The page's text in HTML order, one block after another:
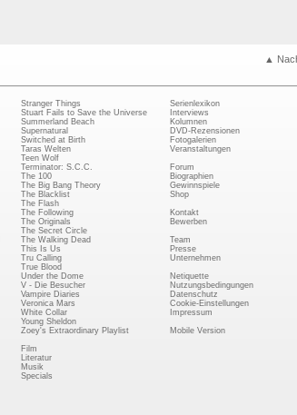
▲
Stranger Things
Stuart Fails to Save the Universe
Summerland Beach
Supernatural
Switched at Birth
Taras Welten
Teen Wolf
Terminator: S.C.C.
The 100
The Big Bang Theory
The Blacklist
The Flash
The Following
The Originals
The Secret Circle
The Walking Dead
This Is Us
Tru Calling
True Blood
Under the Dome
V - Die Besucher
Vampire Diaries
Veronica Mars
White Collar
Young Sheldon
Zoey's Extraordinary Playlist
Film
Literatur
Musik
Specials
Serienlexikon
Interviews
Kolumnen
DVD-Rezensionen
Fotogalerien
Veranstaltungen
Forum
Biographien
Gewinnspiele
Shop
Kontakt
Bewerben
Team
Presse
Unternehmen
Netiquette
Nutzungsbedingungen
Datenschutz
Cookie-Einstellungen
Impressum
Mobile Version